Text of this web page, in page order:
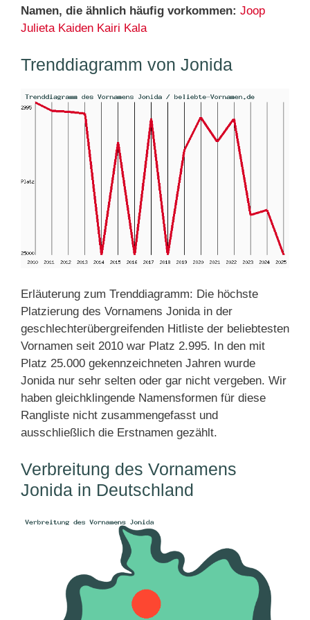
Namen, die ähnlich häufig vorkommen: Joop
Julieta Kaiden Kairi Kala
Trenddiagramm von Jonida
Erläuterung zum Trenddiagramm: Die höchste
Platzierung des Vornamens Jonida in der
geschlechterübergreifenden Hitliste der beliebtesten
Vornamen seit 2010 war Platz 2.995. In den mit
Platz 25.000 gekennzeichneten Jahren wurde
Jonida nur sehr selten oder gar nicht vergeben. Wir
haben gleichklingende Namensformen für diese
Rangliste nicht zusammengefasst und
ausschließlich die Erstnamen gezählt.
Verbreitung des Vornamens
Jonida in Deutschland